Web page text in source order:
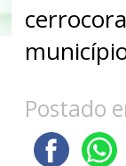
Postado